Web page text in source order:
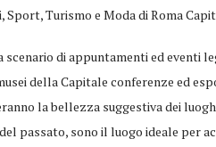
Sport, Turismo e Moda di Roma
di appuntamenti ed eventi
della Capitale conferenze ed
la bellezza suggestiva dei
passato, sono il luogo ideale per